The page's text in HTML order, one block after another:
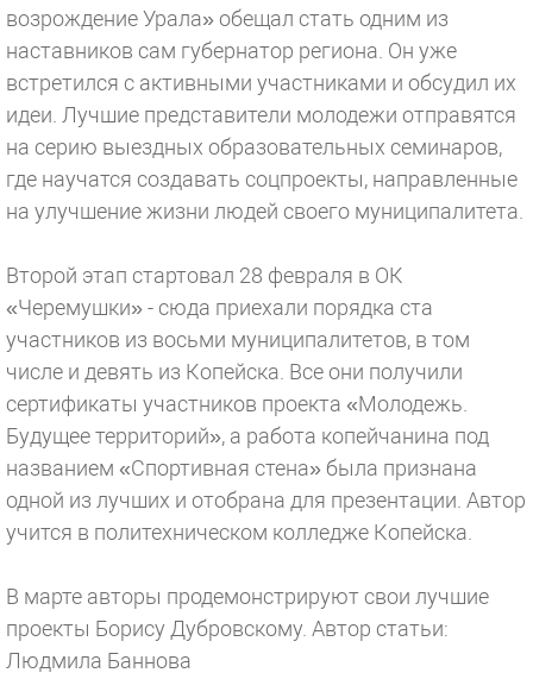
возрождение Урала» обещал стать одним из
наставников сам губернатор региона. Он уже
встретился с активными участниками и обсудил их
идеи. Лучшие представители молодежи отправятся
на серию выездных образовательных семинаров,
где научатся создавать соцпроекты, направленные
на улучшение жизни людей своего муниципалитета.
Второй этап стартовал 28 февраля в ОК
«Черемушки» - сюда приехали порядка ста
участников из восьми муниципалитетов, в том
числе и девять из Копейска. Все они получили
сертификаты участников проекта «Молодежь.
Будущее территорий», а работа копейчанина под
названием «Спортивная стена» была признана
одной из лучших и отобрана для презентации. Автор
учится в политехническом колледже Копейска.
В марте авторы продемонстрируют свои лучшие
проекты Борису Дубровскому. Автор статьи:
Людмила Баннова